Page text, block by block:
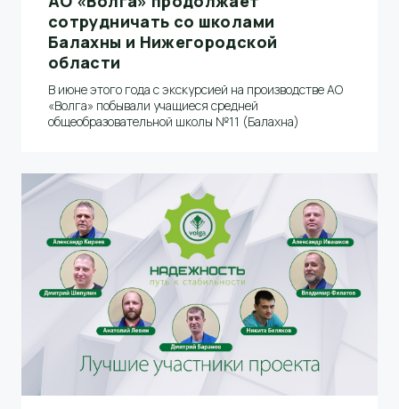
сотрудничать со школами
Балахны и Нижегородской
области
В июне этого года с экскурсией на производстве АО
«Волга» побывали учащиеся средней
общеобразовательной школы №11 (Балахна)